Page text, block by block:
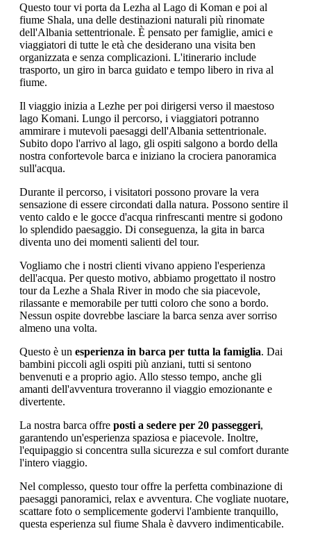
Questo tour vi porta da Lezha al Lago di Koman e poi al
fiume Shala, una delle destinazioni naturali più rinomate
dell'Albania settentrionale. È pensato per famiglie, amici e
viaggiatori di tutte le età che desiderano una visita ben
organizzata e senza complicazioni. L'itinerario include
trasporto, un giro in barca guidato e tempo libero in riva al
fiume.
Il viaggio inizia a Lezhe per poi dirigersi verso il maestoso
lago Komani. Lungo il percorso, i viaggiatori potranno
ammirare i mutevoli paesaggi dell'Albania settentrionale.
Subito dopo l'arrivo al lago, gli ospiti salgono a bordo della
nostra confortevole barca e iniziano la crociera panoramica
sull'acqua.
Durante il percorso, i visitatori possono provare la vera
sensazione di essere circondati dalla natura. Possono sentire il
vento caldo e le gocce d'acqua rinfrescanti mentre si godono
lo splendido paesaggio. Di conseguenza, la gita in barca
diventa uno dei momenti salienti del tour.
Vogliamo che i nostri clienti vivano appieno l'esperienza
dell'acqua. Per questo motivo, abbiamo progettato il nostro
tour da Lezhe a Shala River in modo che sia piacevole,
rilassante e memorabile per tutti coloro che sono a bordo.
Nessun ospite dovrebbe lasciare la barca senza aver sorriso
almeno una volta.
Questo è un esperienza in barca per tutta la famiglia. Dai
bambini piccoli agli ospiti più anziani, tutti si sentono
benvenuti e a proprio agio. Allo stesso tempo, anche gli
amanti dell'avventura troveranno il viaggio emozionante e
divertente.
La nostra barca offre posti a sedere per 20 passeggeri,
garantendo un'esperienza spaziosa e piacevole. Inoltre,
l'equipaggio si concentra sulla sicurezza e sul comfort durante
l'intero viaggio.
Nel complesso, questo tour offre la perfetta combinazione di
paesaggi panoramici, relax e avventura. Che vogliate nuotare,
scattare foto o semplicemente godervi l'ambiente tranquillo,
questa esperienza sul fiume Shala è davvero indimenticabile.